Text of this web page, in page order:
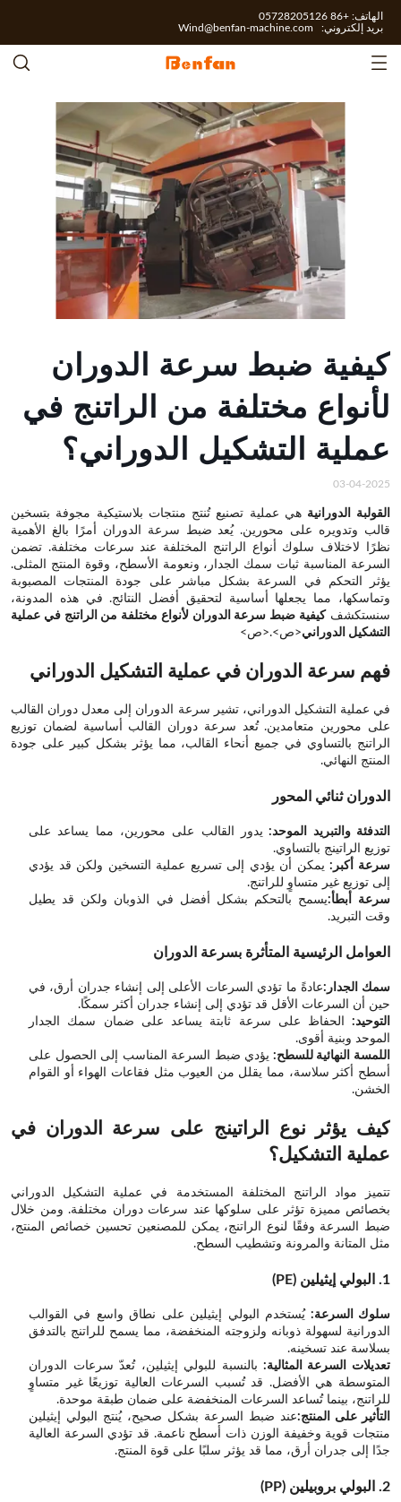
الهاتف: +86 05728205126
بريد إلكتروني: Wind@benfan-machine.com
كيفية ضبط سرعة الدوران
لأنواع مختلفة من الراتنج في
عملية التشكيل الدوراني؟
03-04-2025
القولبة الدورانية هي عملية تصنيع تُنتج منتجات بلاستيكية مجوفة بتسخين
قالب وتدويره على محورين. يُعد ضبط سرعة الدوران أمرًا بالغ الأهمية
نظرًا لاختلاف سلوك أنواع الراتنج المختلفة عند سرعات مختلفة. تضمن
السرعة المناسبة ثبات سمك الجدار، ونعومة الأسطح، وقوة المنتج المثلى.
يؤثر التحكم في السرعة بشكل مباشر على جودة المنتجات المصبوبة
وتماسكها، مما يجعلها أساسية لتحقيق أفضل النتائج. في هذه المدونة،
سنستكشفكيفية ضبط سرعة الدوران لأنواع مختلفة من الراتنج في عملية
التشكيل الدوراني<ص>.<ص>
فهم سرعة الدوران في عملية التشكيل الدوراني
في عملية التشكيل الدوراني، تشير سرعة الدوران إلى معدل دوران القالب
على محورين متعامدين. تُعد سرعة دوران القالب أساسية لضمان توزيع
الراتنج بالتساوي في جميع أنحاء القالب، مما يؤثر بشكل كبير على جودة
المنتج النهائي.
الدوران ثنائي المحور
التدفئة والتبريد الموحد: يدور القالب على محورين، مما يساعد على
توزيع الراتينج بالتساوي.
سرعة أكبر: يمكن أن يؤدي إلى تسريع عملية التسخين ولكن قد يؤدي
إلى توزيع غير متساوٍ للراتنج.
سرعة أبطأ:يسمح بالتحكم بشكل أفضل في الذوبان ولكن قد يطيل
وقت التبريد.
العوامل الرئيسية المتأثرة بسرعة الدوران
سمك الجدار:عادةً ما تؤدي السرعات الأعلى إلى إنشاء جدران أرق، في
حين أن السرعات الأقل قد تؤدي إلى إنشاء جدران أكثر سمكًا.
التوحيد:
الحفاظ على سرعة ثابتة يساعد على ضمان سمك الجدار
الموحد وبنية أقوى.
اللمسة النهائية للسطح: يؤدي ضبط السرعة المناسب إلى الحصول على
أسطح أكثر سلاسة، مما يقلل من العيوب مثل فقاعات الهواء أو القوام
الخشن.
كيف يؤثر نوع الراتينج على سرعة الدوران في
عملية التشكيل؟
تتميز مواد الراتنج المختلفة المستخدمة في عملية التشكيل الدوراني
بخصائص مميزة تؤثر على سلوكها عند سرعات دوران مختلفة. ومن خلال
ضبط السرعة وفقًا لنوع الراتنج، يمكن للمصنعين تحسين خصائص المنتج،
مثل المتانة والمرونة وتشطيب السطح.
1. البولي إيثيلين (PE)
سلوك السرعة:يُستخدم البولي إيثيلين على نطاق واسع في القوالب
الدورانية لسهولة ذوبانه ولزوجته المنخفضة، مما يسمح للراتنج بالتدفق
بسلاسة عند تسخينه.
تعديلات السرعة المثالية: بالنسبة للبولي إيثيلين، تُعدّ سرعات الدوران
المتوسطة هي الأفضل. قد تُسبب السرعات العالية توزيعًا غير متساوٍ
للراتنج، بينما تُساعد السرعات المنخفضة على ضمان طبقة موحدة.
التأثير على المنتج:عند ضبط السرعة بشكل صحيح، يُنتج البولي إيثيلين
منتجات قوية وخفيفة الوزن ذات أسطح ناعمة. قد تؤدي السرعة العالية
جدًا إلى جدران أرق، مما قد يؤثر سلبًا على قوة المنتج.
2. البولي بروبيلين (PP)